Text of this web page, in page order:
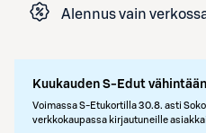
Alennus vain
Kuukauden S-Edut
Voimassa S-Etukortilla 30.8. asti
verkkokaupassa kirjautuneille